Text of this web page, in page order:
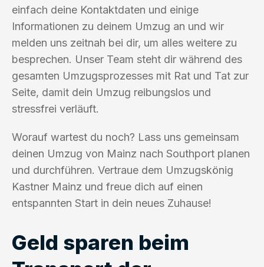
einfach deine Kontaktdaten und einige
Informationen zu deinem Umzug an und wir
melden uns zeitnah bei dir, um alles weitere zu
besprechen. Unser Team steht dir während des
gesamten Umzugsprozesses mit Rat und Tat zur
Seite, damit dein Umzug reibungslos und
stressfrei verläuft.
Worauf wartest du noch? Lass uns gemeinsam
deinen Umzug von Mainz nach Southport planen
und durchführen. Vertraue dem Umzugskönig
Kastner Mainz und freue dich auf einen
entspannten Start in dein neues Zuhause!
Geld sparen beim